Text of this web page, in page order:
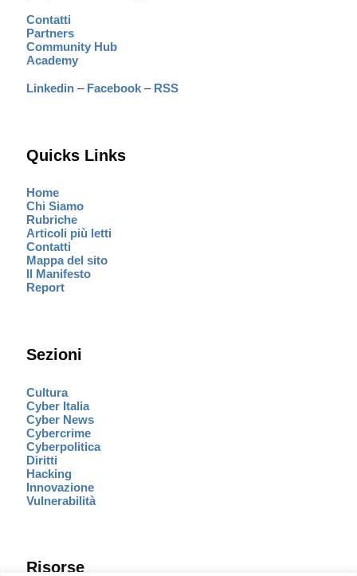
Contatti
Partners
Community Hub
Academy
Linkedin – Facebook – RSS
Quicks Links
Home
Chi Siamo
Rubriche
Articoli più letti
Contatti
Mappa del sito
Il Manifesto
Report
Sezioni
Cultura
Cyber Italia
Cyber News
Cybercrime
Cyberpolitica
Diritti
Hacking
Innovazione
Vulnerabilità
Risorse